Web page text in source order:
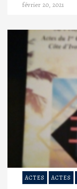
février 20, 2021
ACTES ACTES